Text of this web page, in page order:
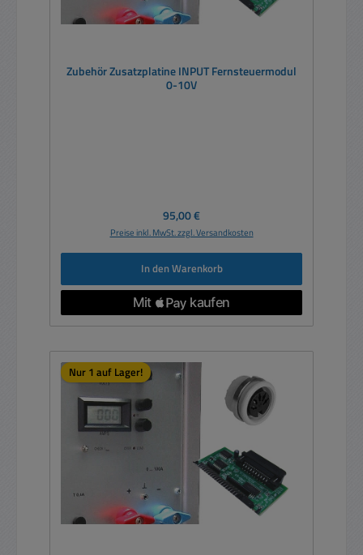
Zubehör Zusatzplatine INPUT Fernsteuermodul
0-10V
Regulärer Preis:
95,00 €
Preise inkl. MwSt. zzgl. Versandkosten
In den Warenkorb
Nur 1 auf Lager!